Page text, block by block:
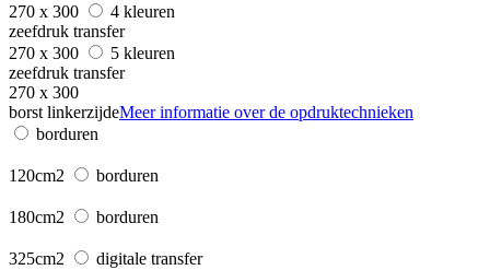
270 x 300
4 kleuren
zeefdruk transfer
270 x 300
5 kleuren
zeefdruk transfer
270 x 300
borst linkerzijdeMeer informatie over de opdruktechnieken
borduren
120cm2 borduren
180cm2 borduren
325cm2 digitale transfer